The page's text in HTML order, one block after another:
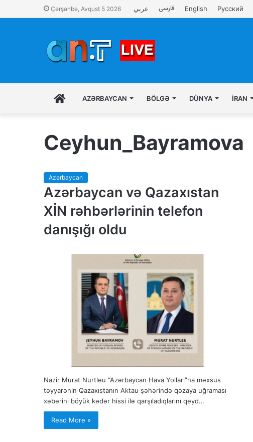
Çərşənbə, Avqust 5 2026 عربي فارسی English Русский
İLK AZƏRBAYCAN BÖLGƏ DÜNYA İRAN
Ceyhun_Bayramova
Azərbaycan
Azərbaycan və Qazaxıstan
XİN rəhbərlərinin telefon
danışığı oldu
Nazir Murat Nurtleu “Azərbaycan Hava Yolları”na məxsus
təyyarənin Qazaxıstanın Aktau şəhərində qəzaya uğraması
xəbərini böyük kədər hissi ilə qarşıladıqlarını qeyd…
Read More »